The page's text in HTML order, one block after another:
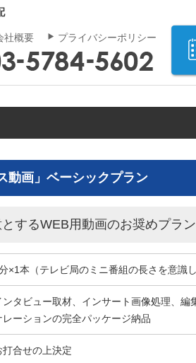
社概要 プライバシーポリシー
動画」ベーシックプラン
するWEB用動画のお奨めプラ
×1本（テレビ局のミニ番組の長さを意識し
ンタビュー取材、インサート画像処理、編
レーションの完全パッケージ納品
打合せの上決定